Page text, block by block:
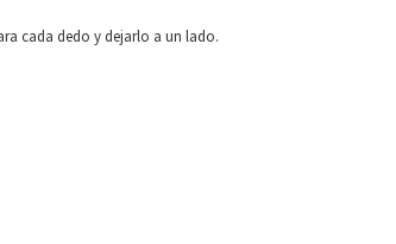
cada dedo y dejarlo a un lado.